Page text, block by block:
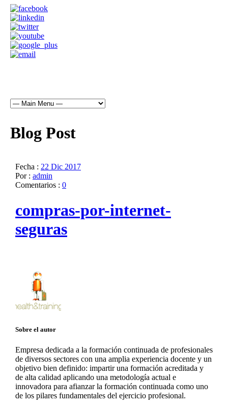
Blog Post
Fecha : 22 Dic 2017
Por : admin
Comentarios : 0
compras-por-internet-
seguras
Sobre el autor
Empresa dedicada a la formación continuada de profesionales
de diversos sectores con una amplia experiencia docente y un
objetivo bien definido: impartir una formación acreditada y
de alta calidad aplicando una metodología actual e
innovadora para afianzar la formación continuada como uno
de los pilares fundamentales del ejercicio profesional.